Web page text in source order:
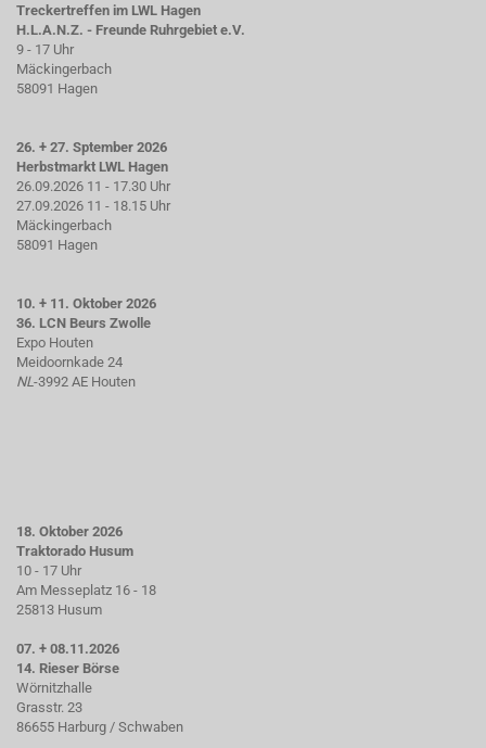
Treckertreffen im LWL Hagen
H.L.A.N.Z. - Freunde Ruhrgebiet e.V.
9 - 17 Uhr
Mäckingerbach
58091 Hagen
26. + 27. Sptember 2026
Herbstmarkt LWL Hagen
26.09.2026 11 - 17.30 Uhr
27.09.2026 11 - 18.15 Uhr
Mäckingerbach
58091 Hagen
10. + 11. Oktober 2026
36. LCN Beurs Zwolle
Expo Houten
Meidoornkade 24
NL-3992 AE Houten
18. Oktober 2026
Traktorado Husum
10 - 17 Uhr
Am Messeplatz 16 - 18
25813 Husum
07. + 08.11.2026
14. Rieser Börse
Wörnitzhalle
Grasstr. 23
86655 Harburg / Schwaben